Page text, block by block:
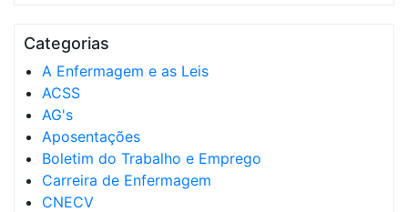
Categorias
A Enfermagem e as Leis
ACSS
AG's
Aposentações
Boletim do Trabalho e Emprego
Carreira de Enfermagem
CNECV